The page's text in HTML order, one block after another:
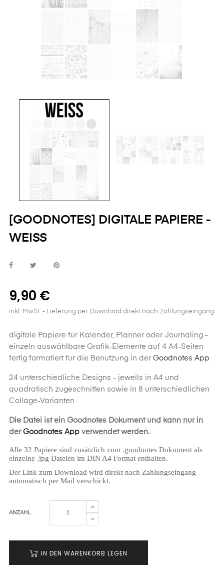
[GOODNOTES] DIGITALE PAPIERE -
WEISS
9,90 €
inkl. MwSt. - Lieferung per Download direkt nach Zahlungseingang
digitale Papiere für Kalender, Planner oder Journaling -
einzeln auswählbare Grafik-Elemente auf 4 A4-Seiten
fertig formatiert für die Benutzung in der Goodnotes App
24 unterschiedliche Designs - jeweils in A4 und
quadratisch zugeschnitten sowie in 8 unterschiedlichen
Collage-Varianten
Die Datei ist ein Goodnotes Dokument und kann nur in
der Goodnotes App verwendet werden.
Alle 32 Papiere sind zusätzlich zum .goodnotes Dokument als
einzelne .jpg Dateien im DIN A4 Format enthalten.
Der Link zum Download wird direkt nach Zahlungseingang
automatisch per Mail verschickt.
ANZAHL
IN DEN WARENKORB LEGEN